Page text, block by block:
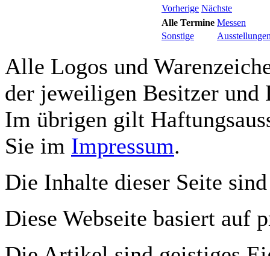
Vorherige Nächste
Alle Termine Messen
Sonstige
Alle Logos und
der jeweiligen Besitzer und
Im übrigen gilt
Sie im Impressum.
Die Inhalte dieser Seite
Diese Webseite basiert auf